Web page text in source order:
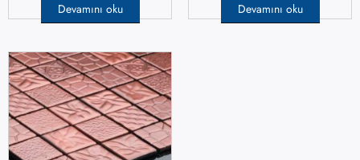
Devamını oku Devamını oku